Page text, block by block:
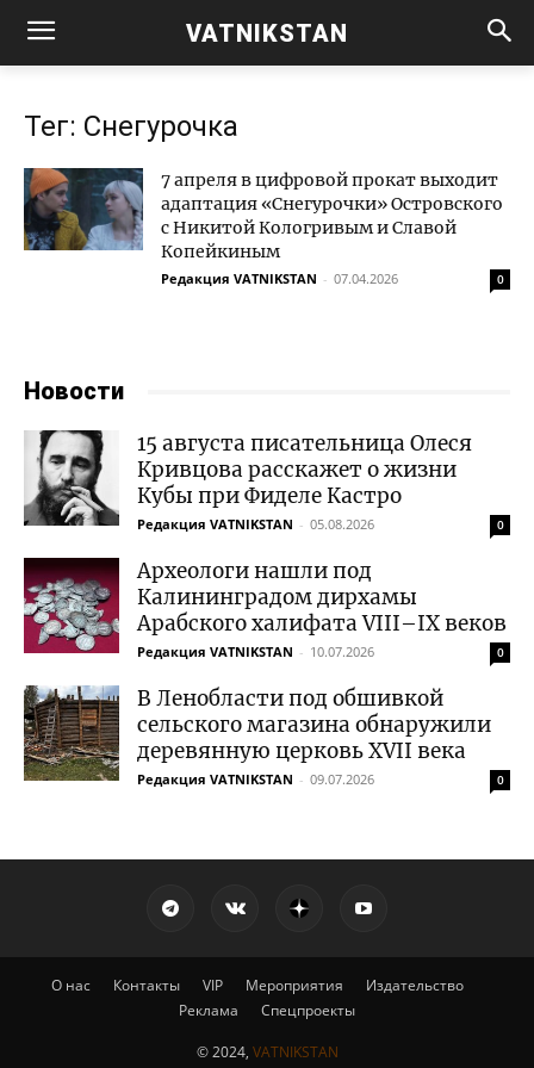
VATNIKSTAN
Тег: Снегурочка
7 апреля в цифровой прокат выходит
адаптация «Снегурочки» Островского
с Никитой Кологривым и Славой
Копейкиным
Редакция VATNIKSTAN - 07.04.2026 0
Новости
15 августа писательница Олеся
Кривцова расскажет о жизни
Кубы при Фиделе Кастро
Редакция VATNIKSTAN - 05.08.2026 0
Археологи нашли под
Калининградом дирхамы
Арабского халифата VIII–IX веков
Редакция VATNIKSTAN - 10.07.2026 0
В Ленобласти под обшивкой
сельского магазина обнаружили
деревянную церковь XVII века
Редакция VATNIKSTAN - 09.07.2026 0
О нас Контакты VIP Мероприятия
Издательство
Реклама
Спецпроекты
© 2024, VATNIKSTAN